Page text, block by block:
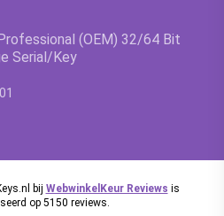
(OEM) 32/64 Bit
Serial/Key
bij WebwinkelKeur Reviews is
op 5150 reviews.